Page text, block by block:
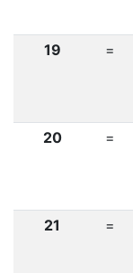
19
=
20 =
21 =